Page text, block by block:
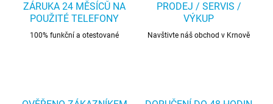
ZÁRUKA 24 MĚSÍCŮ NA
POUŽITÉ TELEFONY
100% funkční a otestované
PRODEJ / SERVIS /
VÝKUP
Navštivte náš obchod v Krnově